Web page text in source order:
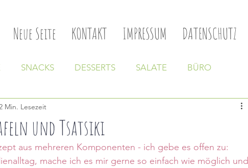
Neue Seite KONTAKT IMPRESSUM DATENSCHUTZ
SNACKS DESSERTS SALATE BÜRO
BÜRO
und Tsatsiki
2 Min. Lesezeit
aus mehreren Komponenten - ich gebe es offen zu:
mache ich es mir gerne so einfach wie möglich und